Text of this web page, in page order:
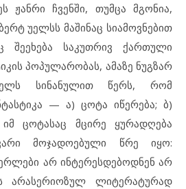
ჩვენში, თუმცა მგონია,
უელსს მაშინაც სიამოვნებით
შეეხება საკუთრივ ქართული
პოპულარობას, ამაზე ნუგზარ
სინანულით წერს, რომ
— ა) ცოტა იწერება; ბ)
ცოტასაც მცირე ყურადღება
მოჯადოებული წრე იყო:
არ ინტერესდებოდნენ არ
არასერიოზულ ლიტერატურად